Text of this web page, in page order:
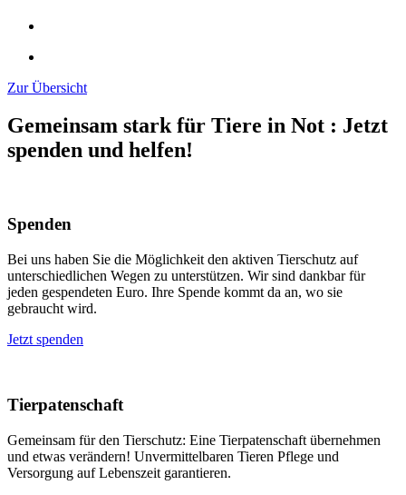
Zur Übersicht
Gemeinsam stark für Tiere in Not : Jetzt
spenden und helfen!
Spenden
Bei uns haben Sie die Möglichkeit den aktiven Tierschutz auf
unterschiedlichen Wegen zu unterstützen. Wir sind dankbar für
jeden gespendeten Euro. Ihre Spende kommt da an, wo sie
gebraucht wird.
Jetzt spenden
Tierpatenschaft
Gemeinsam für den Tierschutz: Eine Tierpatenschaft übernehmen
und etwas verändern! Unvermittelbaren Tieren Pflege und
Versorgung auf Lebenszeit garantieren.